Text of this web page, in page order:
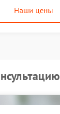
Наши цены